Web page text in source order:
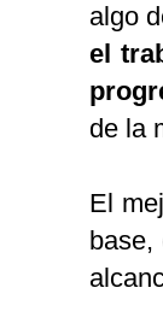
algo
el
de la
El
base,